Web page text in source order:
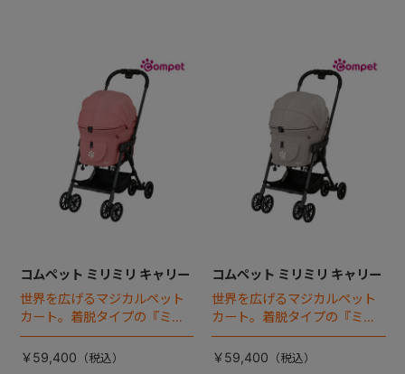
コムペット ミリミリ キャリー
世界を広げるマジカルペット
カート。着脱タイプの『ミリ
ミリEG』 がフルモデルチェン
ジ 。新機能「マジカルフォー
￥59,400
コムペット ミリミリ キャリー
世界を広げるマジカルペット
カート。着脱タイプの『ミリ
ミリEG』 がフルモデルチェン
ジ 。新機能「マジカルフォー
￥59,400